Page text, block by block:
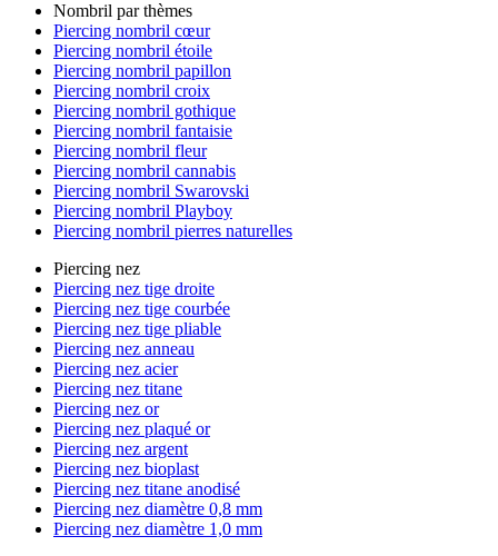
Nombril par thèmes
Piercing nombril cœur
Piercing nombril étoile
Piercing nombril papillon
Piercing nombril croix
Piercing nombril gothique
Piercing nombril fantaisie
Piercing nombril fleur
Piercing nombril cannabis
Piercing nombril Swarovski
Piercing nombril Playboy
Piercing nombril pierres naturelles
Piercing nez
Piercing nez tige droite
Piercing nez tige courbée
Piercing nez tige pliable
Piercing nez anneau
Piercing nez acier
Piercing nez titane
Piercing nez or
Piercing nez plaqué or
Piercing nez argent
Piercing nez bioplast
Piercing nez titane anodisé
Piercing nez diamètre 0,8 mm
Piercing nez diamètre 1,0 mm